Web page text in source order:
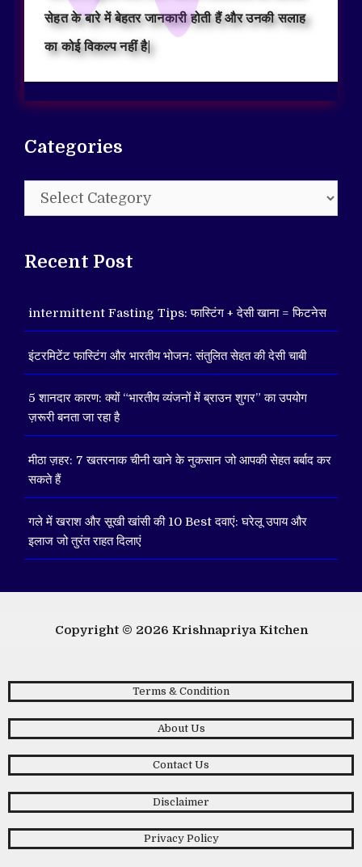
सेहत के बारे में बेहतर जानकारी होती हैं और उनकी सलाह
का कोई विकल्प नहीं है|
Categories
Categories
Recent Post
intermittent Fasting Tips: फास्टिंग + देसी खाना = फिटनेस
इंटरमिटेंट फास्टिंग और भारतीय भोजन: संतुलित सेहत की देसी चाबी
5 शानदार कारण: क्यों “भारतीय व्यंजनों में ब्राउन शुगर” का उपयोग
ज़रूरी बनता जा रहा है
मीठा ज़हर: 7 खतरनाक चीनी खाने के नुकसान जो आपकी सेहत बर्बाद कर
सकते हैं
गले में खराश और सूखी खांसी की 10 Best दवाएं: घरेलू उपाय और
इलाज जो तुरंत राहत दिलाएं
Copyright © 2026 Krishnapriya Kitchen
Terms & Condition
About Us
Contact Us
Disclaimer
Privacy Policy